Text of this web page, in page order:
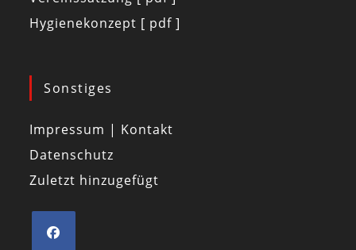
Hygienekonzept [ pdf ]
Sonstiges
Impressum | Kontakt
Datenschutz
Zuletzt hinzugefügt